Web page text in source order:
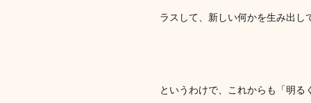
ラスして、新しい何かを生み出
というわけで、これからも「明